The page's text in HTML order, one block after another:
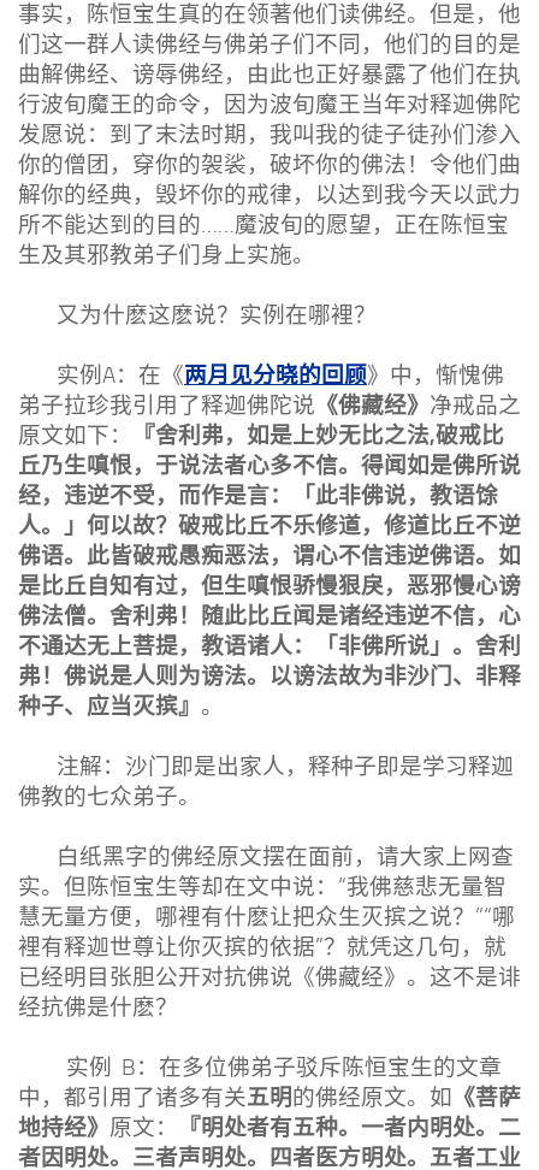
事实，陈恒宝生真的在领著他们读佛经。但是，他
们这一群人读佛经与佛弟子们不同，他们的目的是
曲解佛经、谤辱佛经，由此也正好暴露了他们在执
行波旬魔王的命令，因为波旬魔王当年对释迦佛陀
发愿说：到了末法时期，我叫我的徒子徒孙们渗入
你的僧团，穿你的袈裟，破坏你的佛法！令他们曲
解你的经典，毁坏你的戒律，以达到我今天以武力
所不能达到的目的……魔波旬的愿望，正在陈恒宝
生及其邪教弟子们身上实施。
又为什麽这麽说？实例在哪裡？
实例A：在《两月见分晓的回顾》中，惭愧佛
弟子拉珍我引用了释迦佛陀说 《佛藏经》 净戒品之
原文如下：
『舍利弗，如是上妙无比之法,破戒比
丘乃生嗔恨，于说法者心多不信。得闻如是佛所说
经，违逆不受，而作是言：「此非佛说，教语馀
人。」何以故？破戒比丘不乐修道，修道比丘不逆
佛语。此皆破戒愚痴恶法，谓心不信违逆佛语。如
是比丘自知有过，但生嗔恨骄慢狠戾，恶邪慢心谤
佛法僧。舍利弗！随此比丘闻是诸经违逆不信，心
不通达无上菩提，教语诸人：「非佛所说」。舍利
弗！佛说是人则为谤法。以谤法故为非沙门、非释
种子、应当灭摈』 。
注解：沙门即是出家人，释种子即是学习释迦
佛教的七众弟子。
白纸黑字的佛经原文摆在面前，请大家上网查
实。但陈恒宝生等却在文中说：“我佛慈悲无量智
慧无量方便，哪裡有什麽让把众生灭摈之说？”“哪
裡有释迦世尊让你灭摈的依据”？就凭这几句，就
已经明目张胆公开对抗佛说《佛藏经》。这不是诽
经抗佛是什麽？
实例 B：在多位佛弟子驳斥陈恒宝生的文章
中，都引用了诸多有关五明的佛经原文。如 《菩萨
地持经》 原文： 『明处者有五种。一者内明处。二
者因明处。三者声明处。四者医方明处。五者工业